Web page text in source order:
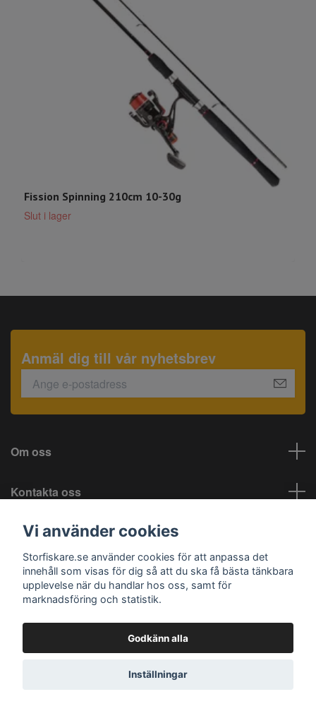
Fission Spinning 210cm 10-30g
Slut i lager
Anmäl dig till vår nyhetsbrev
Om oss
Kontakta oss
Information
Sociala medier
© 2026 Storfiskare.se
Vi använder cookies
Storfiskare.se använder cookies för att anpassa det
innehåll som visas för dig så att du ska få bästa tänkbara
upplevelse när du handlar hos oss, samt för
marknadsföring och statistik.
Godkänn alla
Inställningar